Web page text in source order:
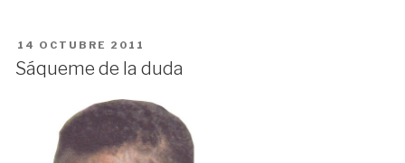
PUBLICADO
EN
14 OCTUBRE 2011
Sáqueme de la duda